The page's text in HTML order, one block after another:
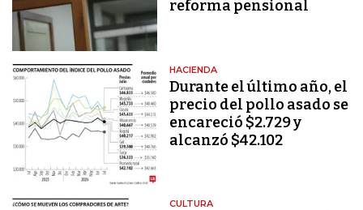
reforma pensional
HACIENDA
Durante el último año, el
precio del pollo asado se
encareció $2.729 y
alcanzó $42.102
CULTURA